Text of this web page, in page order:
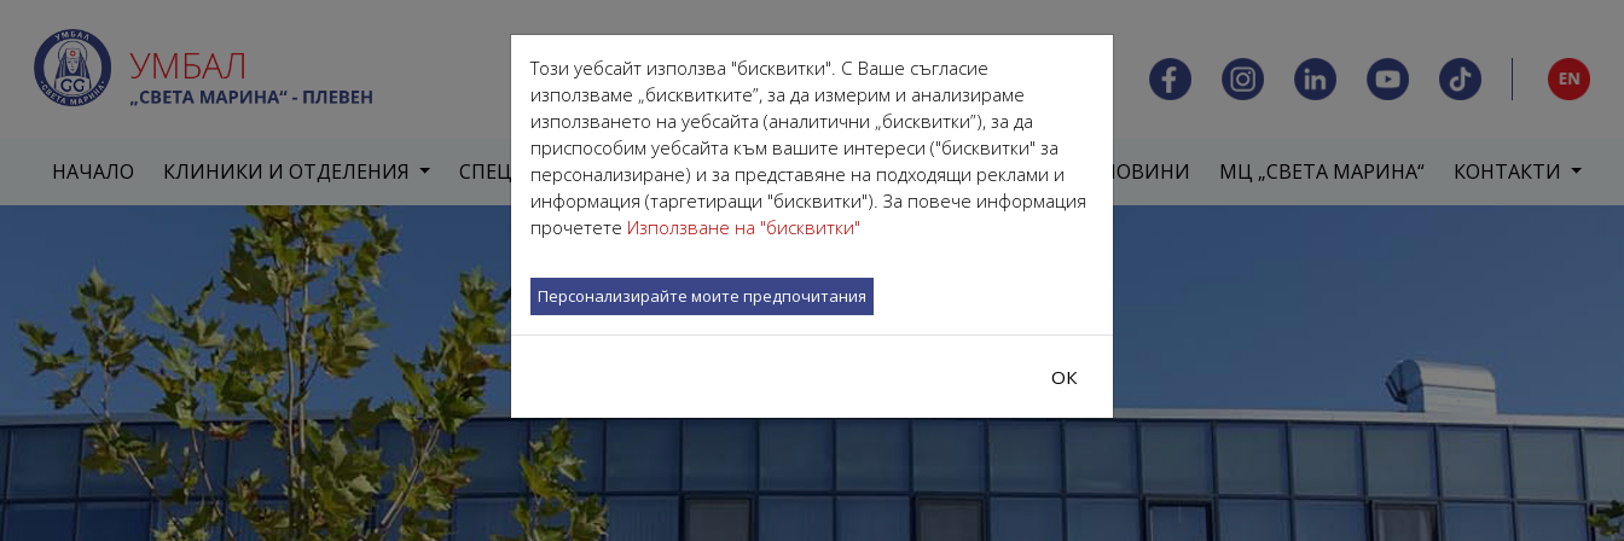
НАЧАЛО КЛИНИКИ И ОТДЕЛЕНИЯ СПЕЦИАЛИСТИ ЗА НАС ЗА ПАЦИЕНТА ОБУЧЕНИЯ НОВИНИ МЦ „СВЕТА МАРИНА“ КОНТАКТИ
Този уебсайт използва "бисквитки". С Ваше съгласие
използваме „бисквитките”, за да измерим и анализираме
използването на уебсайта (аналитични „бисквитки”), за да
приспособим уебсайта към вашите интереси ("бисквитки" за
персонализиране) и за представяне на подходящи реклами и
информация (таргетиращи "бисквитки"). За повече информация
прочетете Използване на "бисквитки"
Персонализирайте моите предпочитания
ОК